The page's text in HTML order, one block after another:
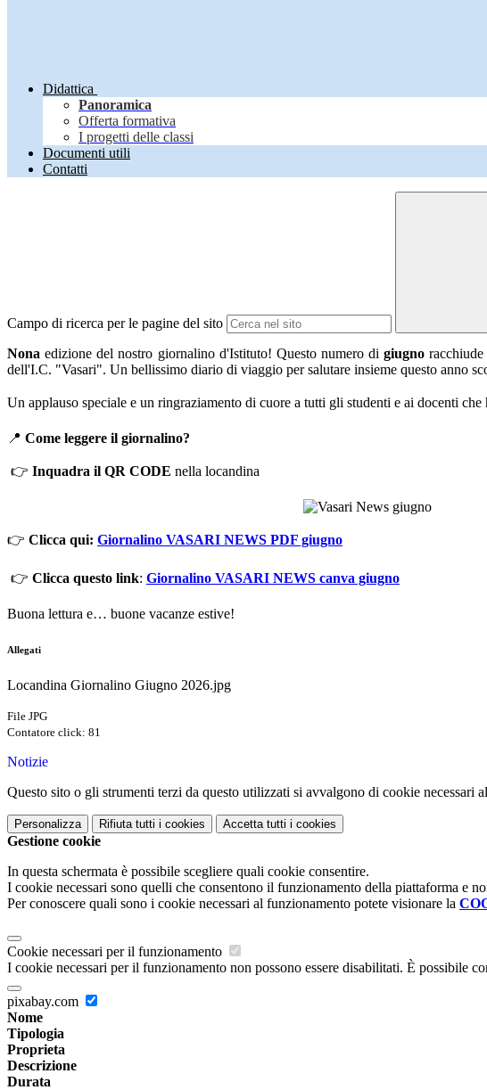
Didattica
Panoramica
Offerta formativa
I progetti delle classi
Documenti utili
Contatti
Campo di ricerca per le pagine del sito
Nona edizione del nostro giornalino d'Istituto! Questo numero digiugno
dell'I.C. "Vasari". Un bellissimo diario di viaggio per salutare insieme questo anno
Un applauso speciale e un ringraziamento di cuore a tutti gli studenti e ai docenti
📍 Come leggere il giornalino?
👉 Inquadra il QR CODE nella locandina
👉 Clicca qui: Giornalino VASARI NEWS PDF giugno
👉 Clicca questo link: Giornalino VASARI NEWS canva giugno
Buona lettura e… buone vacanze estive!
Allegati
Locandina Giornalino Giugno 2026.jpg
File JPG
Contatore click: 81
Notizie
Questo sito o gli strumenti terzi da questo utilizzati si avvalgono di cookie necessari
Personalizza Rifiuta tutti i cookies Accetta tutti i cookies
Gestione cookie
In questa schermata è possibile scegliere quali cookie consentire.
I cookie necessari sono quelli che consentono il funzionamento della piattaforma e
Per conoscere quali sono i cookie necessari al funzionamento potete visionare la
Cookie necessari per il funzionamento
I cookie necessari per il funzionamento non possono essere disabilitati. È possibile
pixabay.com
Nome
Tipologia
Proprieta
Descrizione
Durata